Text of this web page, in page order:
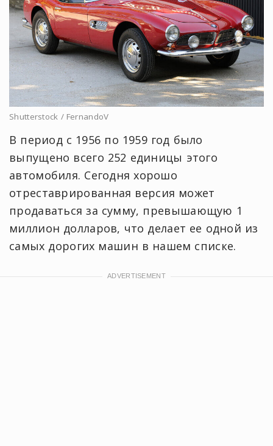
Shutterstock / FernandoV
В период с 1956 по 1959 год было
выпущено всего 252 единицы этого
автомобиля. Сегодня хорошо
отреставрированная версия может
продаваться за сумму, превышающую 1
миллион долларов, что делает ее одной из
самых дорогих машин в нашем списке.